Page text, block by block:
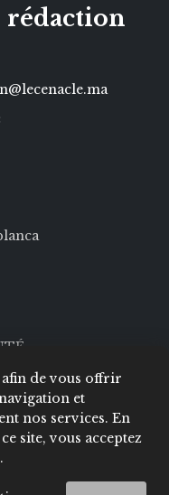
afin de vous offrir
et
nos services. En
site, vous acceptez
rédaction